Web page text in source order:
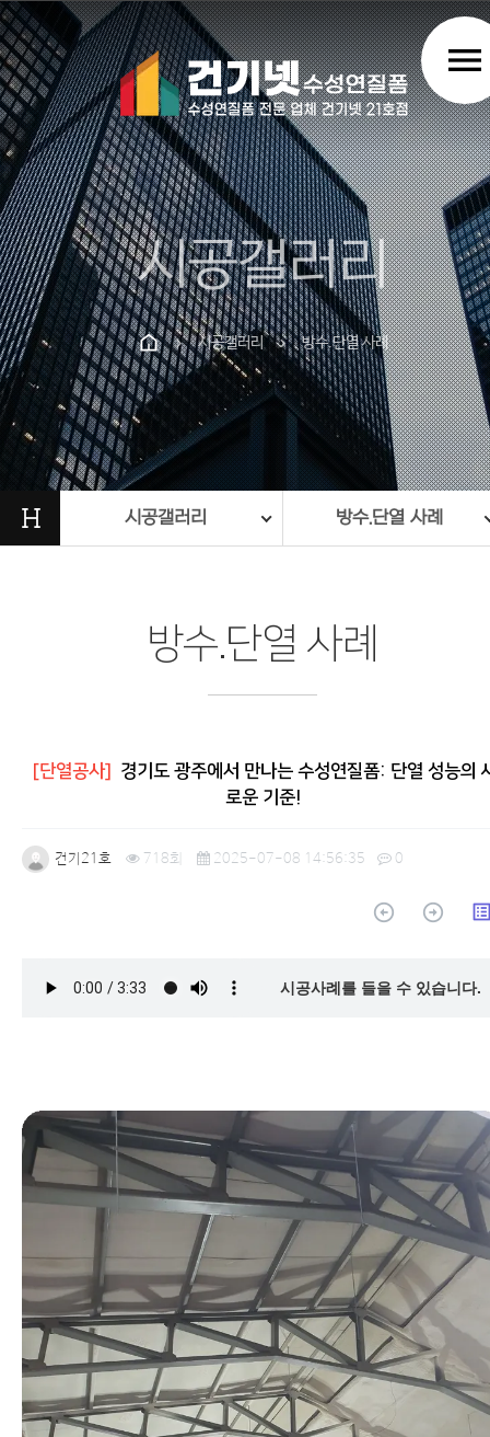
menu
시공갤러리
chevron_right 시공갤러리 chevron_right 방수.단열 사례
H 시공갤러리 방수.단열 사례
방수.단열 사례
[단열공사]
경기도 광주에서 만나는 수성연질폼: 단열 성능의
로운 기준!
건기21호 718회 2025-07-08 14:56:35 0
arrow_circle_up arrow_circle_up
시공사례를 들을 수 있습니다.